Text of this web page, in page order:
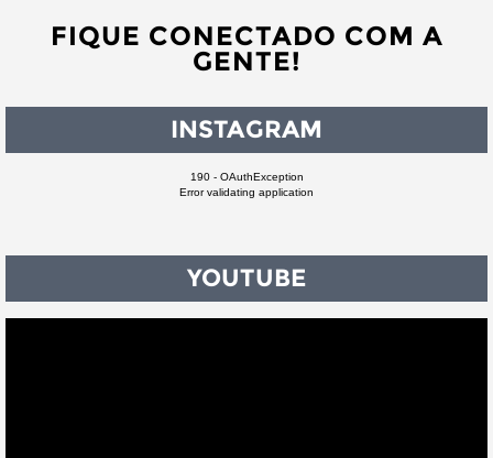
FIQUE CONECTADO COM A
GENTE!
INSTAGRAM
190 - OAuthException
Error validating application
YOUTUBE